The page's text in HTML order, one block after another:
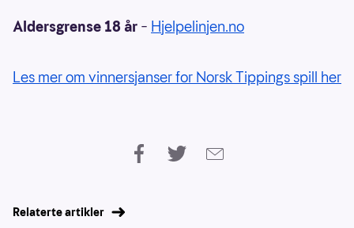
Aldersgrense 18 år – Hjelpelinjen.no
Les mer om vinnersjanser for Norsk Tippings spill her
Relaterte artikler